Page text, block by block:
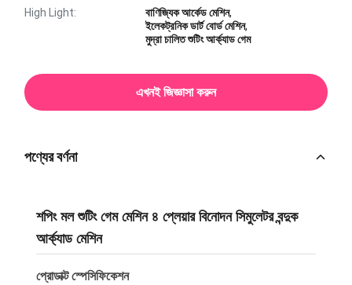
High Light: বাণিজ্যিক আর্কেড মেশিন,
ইলেকট্রনিক ডার্ট বোর্ড মেশিন,
মুদ্রা চালিত শুটিং আর্ক্যাড গেম
এখনই জিজ্ঞাসা করুন
পণ্যের বর্ণনা
শপিং মল শুটিং গেম মেশিন ৪ প্লেয়ার বিনোদন সিমুলেটর বন্দুক
আর্ক্যাড মেশিন
প্রোডাক্ট স্পেসিফিকেশন